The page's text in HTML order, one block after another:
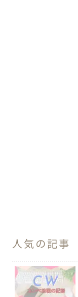
人気の記事